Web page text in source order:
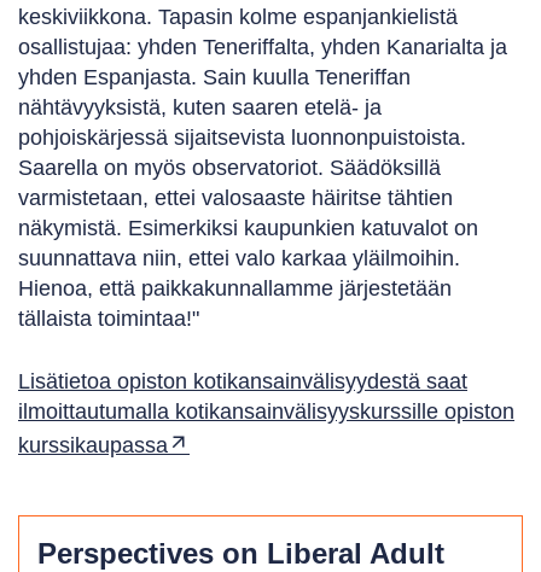
keskiviikkona. Tapasin kolme espanjankielistä
osallistujaa: yhden Teneriffalta, yhden Kanarialta ja
yhden Espanjasta. Sain kuulla Teneriffan
nähtävyyksistä, kuten saaren etelä- ja
pohjoiskärjessä sijaitsevista luonnonpuistoista.
Saarella on myös observatoriot. Säädöksillä
varmistetaan, ettei valosaaste häiritse tähtien
näkymistä. Esimerkiksi kaupunkien katuvalot on
suunnattava niin, ettei valo karkaa yläilmoihin.
Hienoa, että paikkakunnallamme järjestetään
tällaista toimintaa!"
Lisätietoa opiston kotikansainvälisyydestä saat
ilmoittautumalla kotikansainvälisyyskurssille opiston
kurssikaupassa
Perspectives on Liberal Adult